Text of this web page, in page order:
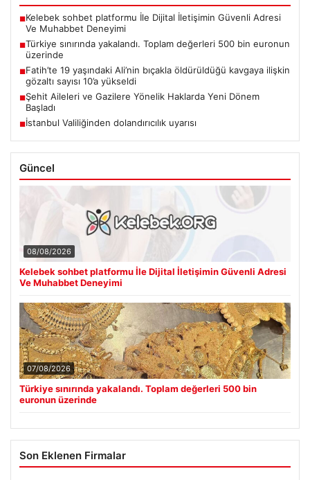
■Kelebek sohbet platformu İle Dijital İletişimin Güvenli Adresi
Ve Muhabbet Deneyimi
■Türkiye sınırında yakalandı. Toplam değerleri 500 bin euronun
üzerinde
■Fatih’te 19 yaşındaki Ali’nin bıçakla öldürüldüğü kavgaya ilişkin
gözaltı sayısı 10’a yükseldi
■Şehit Aileleri ve Gazilere Yönelik Haklarda Yeni Dönem
Başladı
■İstanbul Valiliğinden dolandırıcılık uyarısı
Güncel
08/08/2026
Kelebek sohbet platformu İle Dijital İletişimin Güvenli Adresi
Ve Muhabbet Deneyimi
07/08/2026
Türkiye sınırında yakalandı. Toplam değerleri 500 bin
euronun üzerinde
Son Eklenen Firmalar